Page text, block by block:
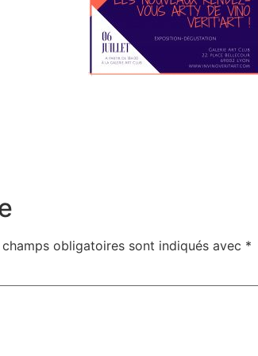
champs obligatoires sont indiqués avec *